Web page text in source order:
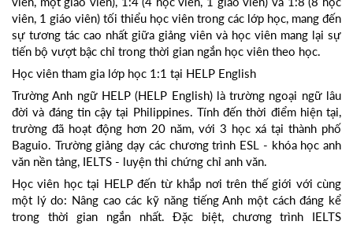
viên, 1 giáo viên) tối thiểu học viên trong các lớp học, mang đến
sự tương tác cao nhất giữa giảng viên và học viên mang lại sự
tiến bộ vượt bậc chỉ trong thời gian ngắn học viên theo học.
Học viên tham gia lớp học 1:1 tại HELP English
Trường Anh ngữ HELP (HELP English) là trường ngoại ngữ lâu
đời và đáng tin cậy tại Philippines. Tính đến thời điểm hiện tại,
trường đã hoạt động hơn 20 năm, với 3 học xá tại thành phố
Baguio. Trường giảng dạy các chương trình ESL - khóa học anh
văn nền tảng, IELTS - luyện thi chứng chỉ anh văn.
Học viên học tại HELP đến từ khắp nơi trên thế giới với cùng
một lý do: Nâng cao các kỹ năng tiếng Anh một cách đáng kể
trong thời gian ngắn nhất. Đặc biệt, chương trình IELTS